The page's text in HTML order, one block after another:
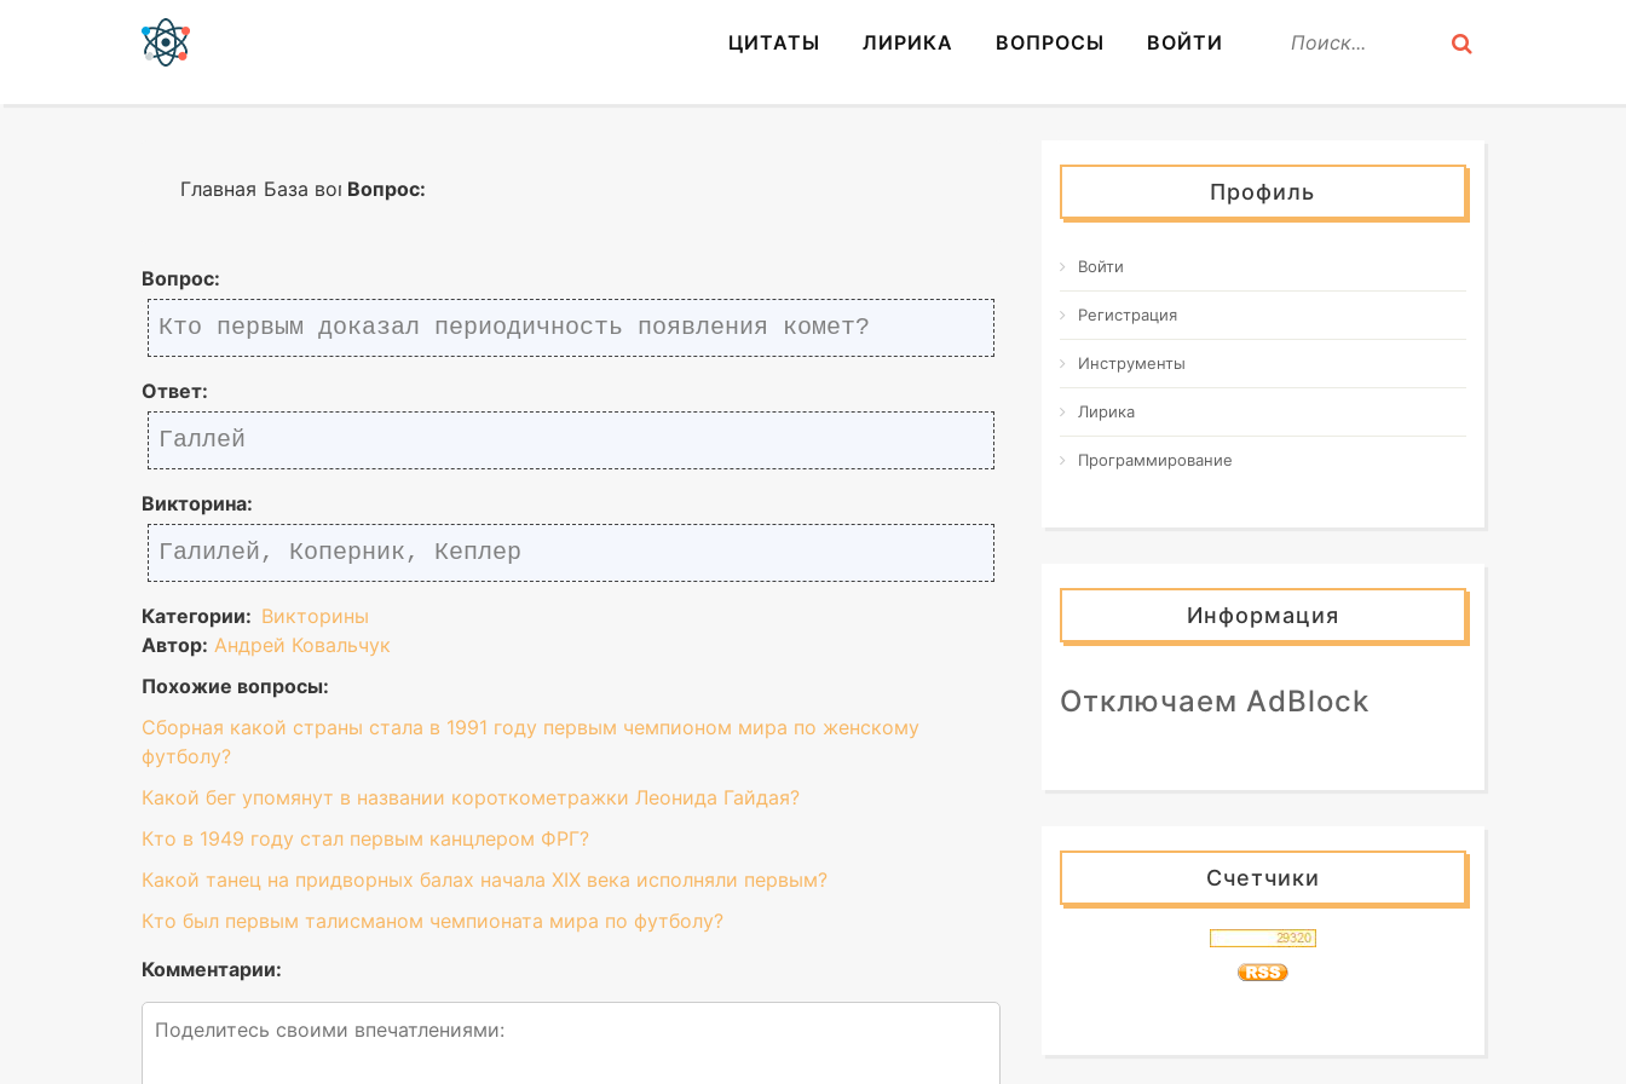
ЦИТАТЫ ЛИРИКА ВОПРОСЫ ВОЙТИ
Главная База вопросов
Вопрос:
Вопрос:
Кто первым доказал периодичность появления комет?
Ответ:
Галлей
Викторина:
Галилей, Коперник, Кеплер
Категории: Викторины
Автор: Андрей Ковальчук
Похожие вопросы:
Сборная какой страны стала в 1991 году первым чемпионом мира по женскому
футболу?
Какой бег упомянут в названии короткометражки Леонида Гайдая?
Кто в 1949 году стал первым канцлером ФРГ?
Какой танец на придворных балах начала XIX века исполняли первым?
Кто был первым талисманом чемпионата мира по футболу?
Комментарии:
Профиль
Войти
Регистрация
Инструменты
Лирика
Программирование
Информация
Отключаем AdBlock
Счетчики